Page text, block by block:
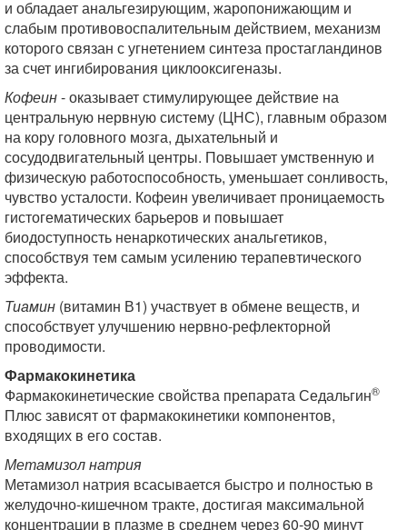
и обладает анальгезирующим, жаропонижающим и
слабым противовоспалительным действием, механизм
которого связан с угнетением синтеза простагландинов
за счет ингибирования циклооксигеназы.
Кофеин- оказывает стимулирующее действие на
центральную нервную систему (ЦНС), главным образом
на кору головного мозга, дыхательный и
сосудодвигательный центры. Повышает умственную и
физическую работоспособность, уменьшает сонливость,
чувство усталости. Кофеин увеличивает проницаемость
гистогематических барьеров и повышает
биодоступность ненаркотических анальгетиков,
способствуя тем самым усилению терапевтического
эффекта.
Тиамин (витамин В1) участвует в обмене веществ, и
способствует улучшению нервно-рефлекторной
проводимости.
Фармакокинетика
Фармакокинетические свойства препарата Седальгин®
Плюс зависят от фармакокинетики компонентов,
входящих в его состав.
Метамизол натрия
Метамизол натрия всасывается быстро и полностью в
желудочно-кишечном тракте, достигая максимальной
концентрации в плазме в среднем через 60-90 минут